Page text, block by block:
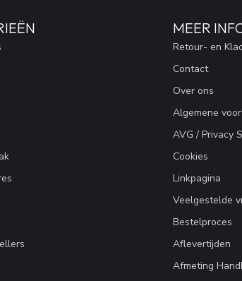
MEER
Retour- en
Contact
Over ons
Algemene
AVG / Privacy
Cookies
Linkpagina
Veelgestelde
Bestelproces
Aflevertijden
Afmeting